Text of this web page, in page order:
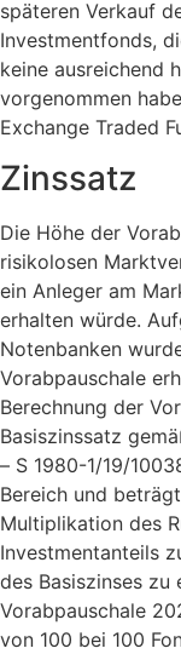
späteren Verkauf
Investmentfonds,
keine ausreichend
vorgenommen
Exchange Traded
Zinssatz
Die Höhe der
risikolosen
ein Anleger am
erhalten würde.
Notenbanken
Vorabpauschale
Berechnung der
Basiszinssatz
– S 1980-1/19/
Bereich und
Multiplikation des
Investmentanteils
des Basiszinses
Vorabpauschale
von 100 bei 100